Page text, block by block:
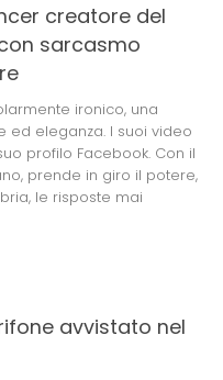
creatore del
sarcasmo
ironico, una
ed eleganza. I suoi video
profilo Facebook. Con il
prende in giro il potere,
le risposte mai
avvistato nel